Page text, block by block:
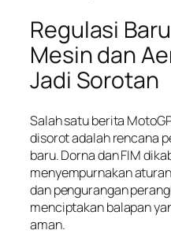
Regulasi
Mesin dan
Jadi Sorotan
Salah satu berita
disorot adalah rencana
baru. Dorna dan FIM
menyempurnakan
dan pengurangan
menciptakan balapan
aman.